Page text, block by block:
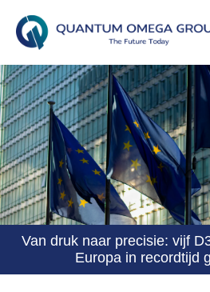
Van druk naar precisie: vijf
Europa in recordtijd